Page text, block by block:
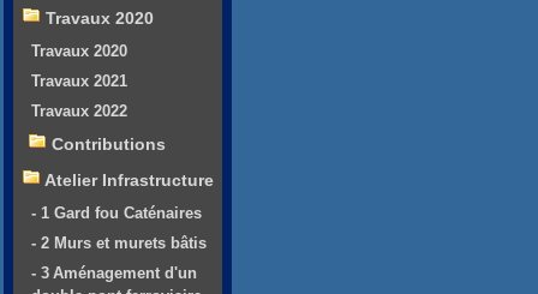
Travaux 2020
Travaux 2020
Travaux 2021
Travaux 2022
Contributions
Atelier Infrastructure
- 1 Gard fou Caténaires
- 2 Murs et murets bâtis
- 3 Aménagement d'un